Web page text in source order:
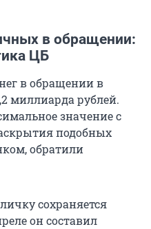
в обращении:
ЦБ
в обращении в
миллиарда рублей.
значение с
подобных
обратили
сохраняется
он составил